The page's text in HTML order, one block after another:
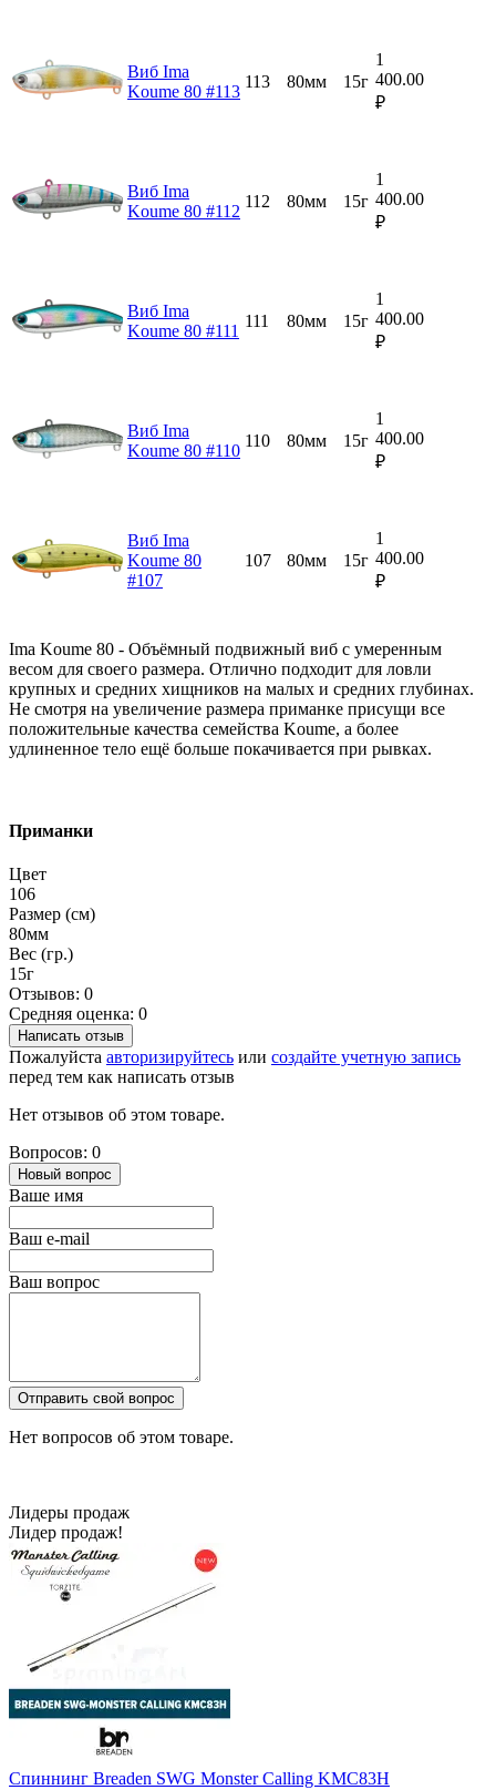
Виб Ima
Koume 80 #113
113 80мм 15г
1
400.00
₽
Виб Ima
Koume 80 #112
112 80мм 15г
1
400.00
₽
Виб Ima
Koume 80 #111
111 80мм 15г
1
400.00
₽
Виб Ima
Koume 80 #110
110 80мм 15г
1
400.00
₽
Виб Ima
Koume 80
#107
107 80мм 15г
1
400.00
₽
Ima Koume 80 - Объёмный подвижный виб с умеренным
весом для своего размера. Отлично подходит для ловли
крупных и средних хищников на малых и средних глубинах.
Не смотря на увеличение размера приманке присущи все
положительные качества семейства Koume, а более
удлиненное тело ещё больше покачивается при рывках.
Приманки
Цвет
106
Размер (см)
80мм
Вес (гр.)
15г
Отзывов: 0
Средняя оценка: 0
Написать отзыв
Пожалуйста авторизируйтесь или создайте учетную запись
перед тем как написать отзыв
Нет отзывов об этом товаре.
Вопросов: 0
Новый вопрос
Ваше имя
Ваш e-mail
Ваш вопрос
Отправить свой вопрос
Нет вопросов об этом товаре.
Лидеры продаж
Лидер продаж!
Спиннинг Breaden SWG Monster Calling KMC83H